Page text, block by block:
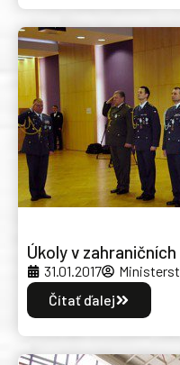
Úkoly v
31.01.2017
Čítať ďalej